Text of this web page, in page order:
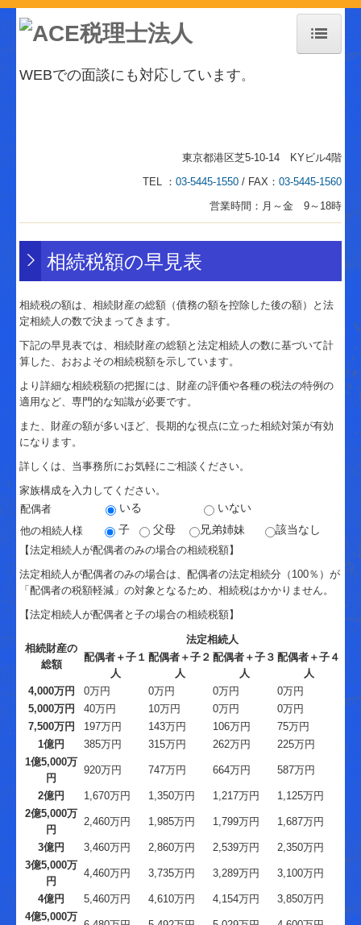
ホーム
経営革新等支援機関とは
業務案内
創業・起業支援
資金調達支援
経営改善支援
中堅企業税務支援
相続・贈与支援
料金について
補助金・助成金・融資情報
TKCシステムQ&A
経営改善オンデマンド講座
国の共済制度活用コーナー
リンク集
お問合せ
経営者の四季
WEBでの面談にも対応しています。
東京都港区芝5-10-14 KYビル4階
TEL ： 03-5445-1550/ FAX： 03-5445-1560
営業時間：月～金 9～18時
相続税額の早見表
相続税の額は、相続財産の総額（債務の額を控除した後の額）と法
定相続人の数で決まってきます。
下記の早見表では、相続財産の総額と法定相続人の数に基づいて計
算した、おおよその相続税額を示しています。
より詳細な相続税額の把握には、財産の評価や各種の税法の特例の
適用など、専門的な知識が必要です。
また、財産の額が多いほど、長期的な視点に立った相続対策が有効
になります。
詳しくは、当事務所にお気軽にご相談ください。
家族構成を入力してください。
配偶者
いる いない
他の相続人様 子 父母 兄弟姉妹 該当なし
【法定相続人が配偶者のみの場合の相続税額】
法定相続人が配偶者のみの場合は、配偶者の法定相続分（100％）が
「配偶者の税額軽減」の対象となるため、相続税はかかりません。
【法定相続人が配偶者と子の場合の相続税額】
相続財産の
総額
法定相続人
配偶者＋子１
人
配偶者＋子２
人
配偶者＋子３
人
配偶者＋子４
人
4,000万円
0万円 0万円 0万円
0万円
5,000万円
40万円 10万円 0万円
0万円
7,500万円
197万円 143万円 106万円
75万円
1億円
385万円 315万円 262万円
225万円
1億5,000万
円
920万円 747万円 664万円 587万円
2億円 1,670万円 1,350万円 1,217万円
1,125万円
2億5,000万
円
2,460万円 1,985万円 1,799万円 1,687万円
3億円 3,460万円 2,860万円 2,539万円
2,350万円
3億5,000万
円
4,460万円 3,735万円 3,289万円 3,100万円
4億円 5,460万円 4,610万円 4,154万円
3,850万円
4億5,000万